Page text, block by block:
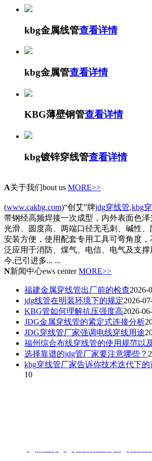
kbg金属线管查看详情
kbg金属管查看详情
KBG薄壁钢管查看详情
kbg镀锌穿线管查看详情
A关于我们bout us MORE>>
(www.cakbg.com)“创艾”牌jdg穿线管,kbg
带钢经高频焊接一次成型，内外表面色
光滑、圆度高、两端口径无毛刺、碱性
安装方便，使用配套专用工具可弯角度
泛应用于消防、煤气、电信、电气及支
今,已引进多... ...
N新闻中心ews center MORE>>
福建金属穿线管出厂前的检查2026-
jdg线管在明装环境下的规定2026-
KBG管如何理解抗压强度高2026-
JDG金属穿线管的紧定式连接分析
JDG穿线管厂家强调电线穿线用途
福州综合布线穿线管的使用规范以
选择靠谱的jdg管厂家要注意哪些？
kbg穿线管厂家告诉你技术迭代下
10